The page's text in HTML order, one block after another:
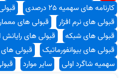
نظر رتبه 2 کنکور ارشد نظر
کارنامه های سهمیه 25 درصدی
قبولی های نرم افزار
قبولی های
قبولی های شبکه
قبولی های
قبولی های بیوانفورماتیک
قبولی
سهمیه شاگرد اولی
سایر موارد